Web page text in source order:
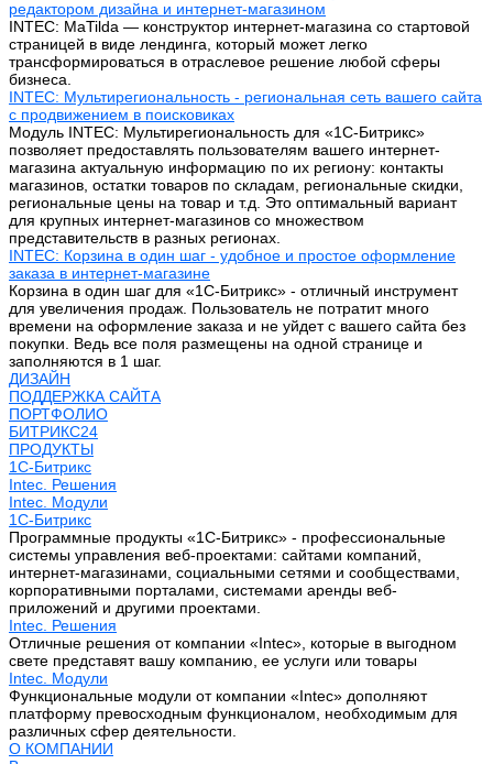
редактором дизайна и интернет-магазином
INTEC: MaTilda — конструктор интернет-магазина со стартовой
страницей в виде лендинга, который может легко
трансформироваться в отраслевое решение любой сферы
бизнеса.
INTEC: Мультирегиональность - региональная сеть вашего сайта
с продвижением в поисковиках
Модуль INTEC: Мультирегиональность для «1С-Битрикс»
позволяет предоставлять пользователям вашего интернет-
магазина актуальную информацию по их региону: контакты
магазинов, остатки товаров по складам, региональные скидки,
региональные цены на товар и т.д. Это оптимальный вариант
для крупных интернет-магазинов со множеством
представительств в разных регионах.
INTEC: Корзина в один шаг - удобное и простое оформление
заказа в интернет-магазине
Корзина в один шаг для «1С-Битрикс» - отличный инструмент
для увеличения продаж. Пользователь не потратит много
времени на оформление заказа и не уйдет с вашего сайта без
покупки. Ведь все поля размещены на одной странице и
заполняются в 1 шаг.
ДИЗАЙН
ПОДДЕРЖКА САЙТА
ПОРТФОЛИО
БИТРИКС24
ПРОДУКТЫ
1С-Битрикс
Intec. Решения
Intec. Модули
1С-Битрикс
Программные продукты «1С-Битрикс» - профессиональные
системы управления веб-проектами: сайтами компаний,
интернет-магазинами, социальными сетями и сообществами,
корпоративными порталами, системами аренды веб-
приложений и другими проектами.
Intec. Решения
Отличные решения от компании «Intec», которые в выгодном
свете представят вашу компанию, ее услуги или товары
Intec. Модули
Функциональные модули от компании «Intec» дополняют
платформу превосходным функционалом, необходимым для
различных сфер деятельности.
О КОМПАНИИ